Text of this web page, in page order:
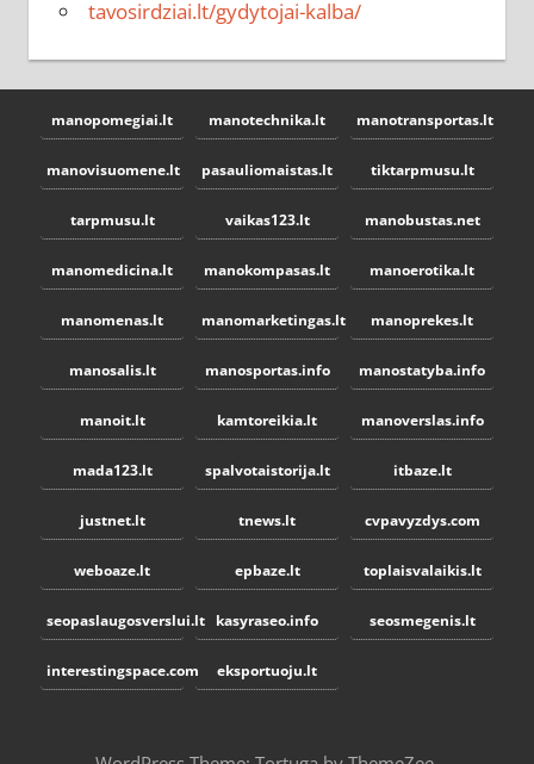
tavosirdziai.lt/gydytojai-kalba/
manopomegiai.lt manotechnika.lt manotransportas.lt
manovisuomene.lt pasauliomaistas.lt tiktarpmusu.lt
tarpmusu.lt vaikas123.lt manobustas.net
manomedicina.lt manokompasas.lt manoerotika.lt
manomenas.lt manomarketingas.lt manoprekes.lt
manosalis.lt manosportas.info manostatyba.info
manoit.lt kamtoreikia.lt manoverslas.info
mada123.lt spalvotaistorija.lt itbaze.lt
justnet.lt tnews.lt cvpavyzdys.com
weboaze.lt epbaze.lt toplaisvalaikis.lt
seopaslaugosverslui.lt kasyraseo.info seosmegenis.lt
interestingspace.com eksportuoju.lt